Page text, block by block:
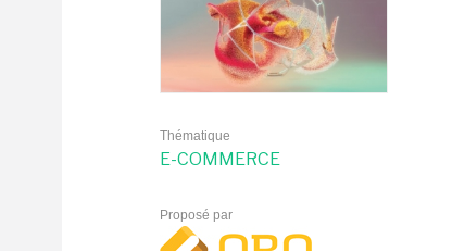
Thématique
E-COMMERCE
Proposé par